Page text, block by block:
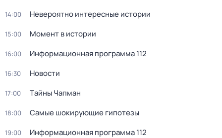
14:00 Невероятно интересные истории
15:00 Момент в истории
16:00 Информационная программа 112
16:30 Новости
17:00 Тaйны Чапман
18:00 Самые шoкиpующие гипотезы
19:00 Информационная программа 112